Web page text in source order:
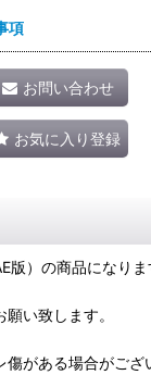
項
お問い合わせ
お気に入り登録
版）の商品になりま
い致します。
がある場合がござ